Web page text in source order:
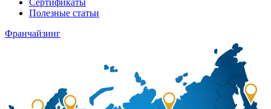
Сертификаты
Полезные статьи
Франчайзинг